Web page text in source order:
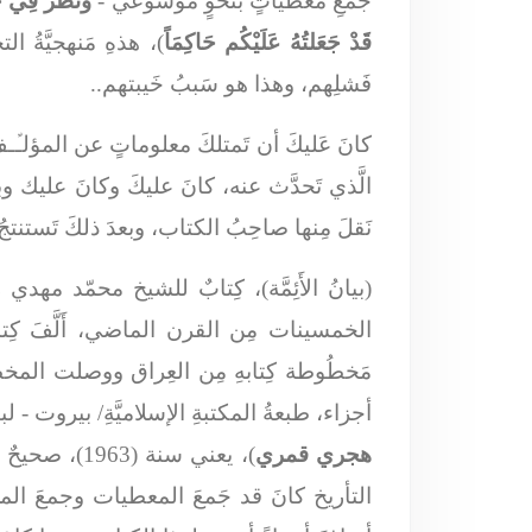
قَدْ جَعَلتُهُ عَلَيْكُم حَاكِمَاً)، هذهِ مَنهجيَّةُ
فَشلِهم، وهذا هو سَببُ خَيبتهم..
كانَ عَليكَ أن تَمتلكَ معلوماتٍ عن
الَّذي تَحدَّث عنه، كانَ عليكَ وكانَ عليك
نَقلَ مِنها صاحِبُ الكتاب، وبعدَ ذلكَ
(بيانُ الأَئِمَّة)، كِتابٌ للشيخ محمّد مهدي
الخمسينات مِن القرن الماضي، أَلَّفَ
مَخطُوطة كِتابهِ مِن العِراق ووصلت
أجزاء، طبعةُ المكتبةِ الإسلاميَّةِ/ بيروت
هجري قمري
)، يعني
التأريخ كانَ قد جَمعَ المعطيات وجمعَ